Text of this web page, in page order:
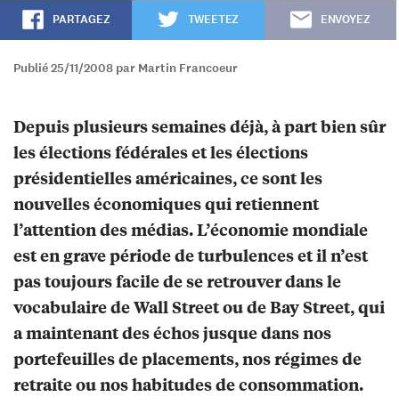
PARTAGEZ TWEETEZ ENVOYEZ
Publié 25/11/2008 par Martin Francoeur
Depuis plusieurs semaines déjà, à part bien sûr
les élections fédérales et les élections
présidentielles américaines, ce sont les
nouvelles économiques qui retiennent
l’attention des médias. L’économie mondiale
est en grave période de turbulences et il n’est
pas toujours facile de se retrouver dans le
vocabulaire de Wall Street ou de Bay Street, qui
a maintenant des échos jusque dans nos
portefeuilles de placements, nos régimes de
retraite ou nos habitudes de consommation.